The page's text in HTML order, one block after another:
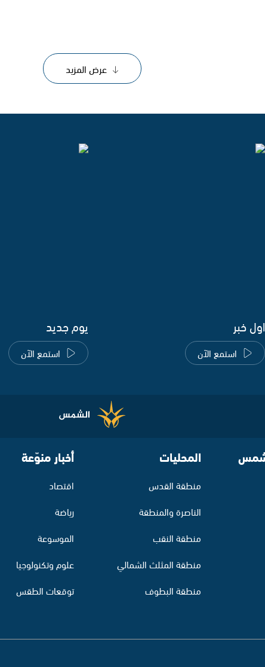
عرض المزيد
اول خبر
استمع الآن
يوم جديد
استمع الآن
المحليات
منطقة القدس
الناصرة والمنطقة
منطقة النقب
منطقة المثلث الشمالي
منطقة البطوف
أخبار منوّعة
اقتصاد
رياضة
الموسوعة
علوم وتكنولوجيا
توقعات الطقس